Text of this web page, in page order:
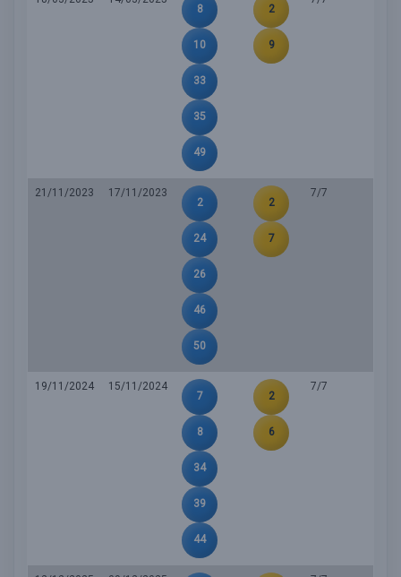
8
10
33
35
49
2
9
21/11/2023
17/11/2023
2
24
26
46
50
2
7
7/7
19/11/2024
15/11/2024
7
8
34
39
44
2
6
7/7